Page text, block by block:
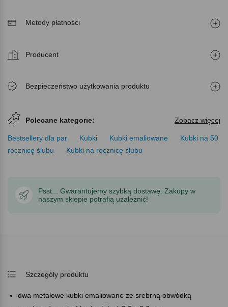
Metody płatności
Producent
Bezpieczeństwo użytkowania produktu
Polecane kategorie: Zobacz więcej
Bestsellery dla par Kubki Kubki emaliowane
Kubki na 50
rocznicę ślubu
Kubki na rocznicę ślubu
Psst... Gwarantujemy szybką dostawę. Zakupy w
naszym sklepie potrafią uzależnić!
Szczegóły produktu
dwa metalowe kubki emaliowane ze srebrną obwódką